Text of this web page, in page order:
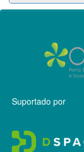
Suportado por